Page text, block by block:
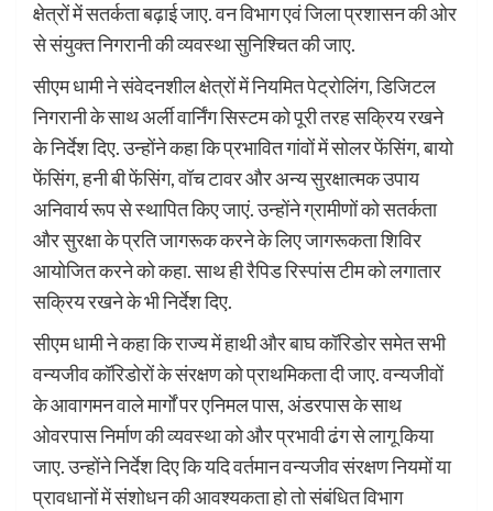
क्षेत्रों में सतर्कता बढ़ाई जाए. वन विभाग एवं जिला प्रशासन की ओर
से संयुक्त निगरानी की व्यवस्था सुनिश्चित की जाए.
सीएम धामी ने संवेदनशील क्षेत्रों में नियमित पेट्रोलिंग, डिजिटल
निगरानी के साथ अर्ली वार्निंग सिस्टम को पूरी तरह सक्रिय रखने
के निर्देश दिए. उन्होंने कहा कि प्रभावित गांवों में सोलर फेंसिंग, बायो
फेंसिंग, हनी बी फेंसिंग, वॉच टावर और अन्य सुरक्षात्मक उपाय
अनिवार्य रूप से स्थापित किए जाएं. उन्होंने ग्रामीणों को सतर्कता
और सुरक्षा के प्रति जागरूक करने के लिए जागरूकता शिविर
आयोजित करने को कहा. साथ ही रैपिड रिस्पांस टीम को लगातार
सक्रिय रखने के भी निर्देश दिए.
सीएम धामी ने कहा कि राज्य में हाथी और बाघ कॉरिडोर समेत सभी
वन्यजीव कॉरिडोरों के संरक्षण को प्राथमिकता दी जाए. वन्यजीवों
के आवागमन वाले मार्गों पर एनिमल पास, अंडरपास के साथ
ओवरपास निर्माण की व्यवस्था को और प्रभावी ढंग से लागू किया
जाए. उन्होंने निर्देश दिए कि यदि वर्तमान वन्यजीव संरक्षण नियमों या
प्रावधानों में संशोधन की आवश्यकता हो तो संबंधित विभाग